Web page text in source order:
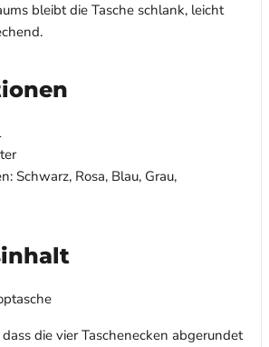
bleibt die Tasche schlank, leicht
Schwarz, Rosa, Blau, Grau,
die vier Taschenecken abgerundet